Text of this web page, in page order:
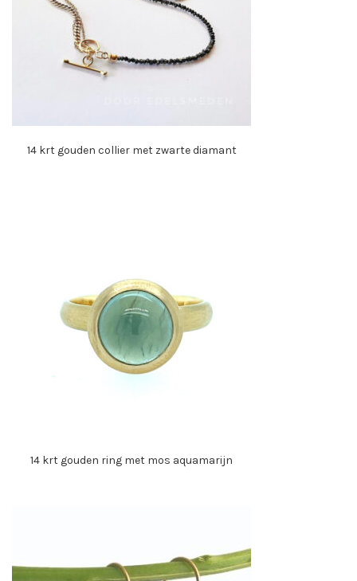
14 krt gouden collier met zwarte diamant
14 krt gouden ring met mos aquamarijn